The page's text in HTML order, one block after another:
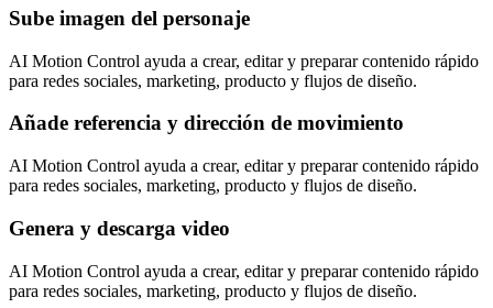
Sube imagen del personaje
AI Motion Control ayuda a crear, editar y preparar contenido rápido
para redes sociales, marketing, producto y flujos de diseño.
Añade referencia y dirección de movimiento
AI Motion Control ayuda a crear, editar y preparar contenido rápido
para redes sociales, marketing, producto y flujos de diseño.
Genera y descarga video
AI Motion Control ayuda a crear, editar y preparar contenido rápido
para redes sociales, marketing, producto y flujos de diseño.